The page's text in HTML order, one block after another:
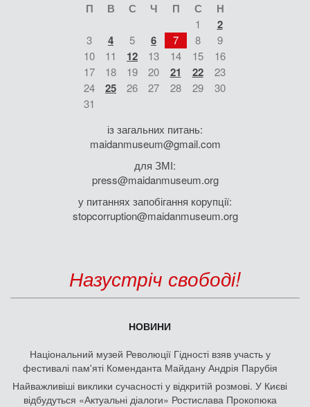
П В С Ч П С Н
1 2
3 4 5 6 7 8
9
10
11 12 13 14 15
16
17
18 19 20 21 22
23
24
25 26 27 28 29
30
31
із загальних питань:
maidanmuseum@gmail.com
для ЗМІ:
press@maidanmuseum.org
у питаннях запобігання корупції:
stopcorruption@maidanmuseum.org
Назустріч свободі!
НОВИНИ
Національний музей Революції Гідності взяв участь у
фестивалі пам'яті Коменданта Майдану Андрія Парубія
Найважливіші виклики сучасності у відкритій розмові. У Києві
відбудуться «Актуальні діалоги» Ростислава Прокопюка